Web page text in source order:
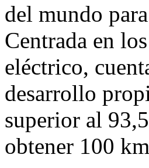
del mundo
Centrada en
eléctrico,
desarrollo
superior al
obtener 100